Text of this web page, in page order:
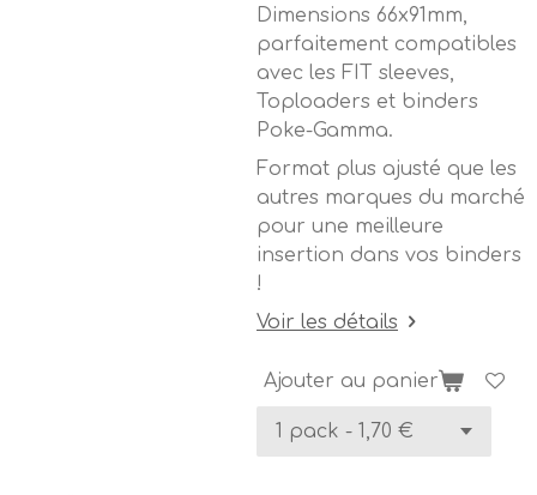
Dimensions 66x91mm,
parfaitement compatibles
avec les FIT sleeves,
Toploaders et binders
Poke-Gamma.
Format plus ajusté que les
autres marques du marché
pour une meilleure
insertion dans vos binders
!
Voir les détails
Ajouter au panier